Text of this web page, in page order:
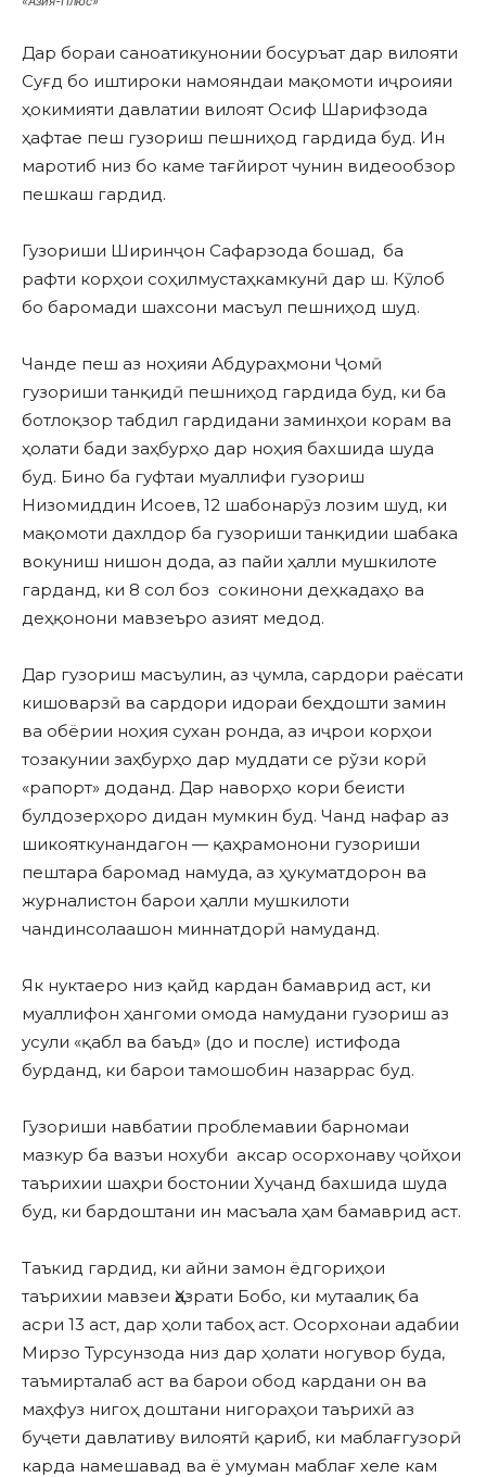
Дар бораи саноатикунонии босуръат дар вилояти
Суғд бо иштироки намояндаи мақомоти иҷроияи
ҳокимияти давлатии вилоят Осиф Шарифзода
ҳафтае пеш гузориш пешниҳод гардида буд. Ин
маротиб низ бо каме тағйирот чунин видеообзор
пешкаш гардид.
Гузориши Ширинҷон Сафарзода бошад, ба
рафти корҳои соҳилмустаҳкамкунӣ дар ш. Кӯлоб
бо баромади шахсони масъул пешниҳод шуд.
Чанде пеш аз ноҳияи Абдураҳмони Ҷомӣ
гузориши танқидӣ пешниҳод гардида буд, ки ба
ботлоқзор табдил гардидани заминҳои корам ва
ҳолати бади заҳбурҳо дар ноҳия бахшида шуда
буд. Бино ба гуфтаи муаллифи гузориш
Низомиддин Исоев, 12 шабонарӯз лозим шуд, ки
мақомоти дахлдор ба гузориши танқидии шабака
вокуниш нишон дода, аз пайи ҳалли мушкилоте
гарданд, ки 8 сол боз сокинони деҳкадаҳо ва
деҳқонони мавзеъро азият медод.
Дар гузориш масъулин, аз ҷумла, сардори раёсати
кишоварзӣ ва сардори идораи беҳдошти замин
ва обёрии ноҳия сухан ронда, аз иҷрои корҳои
тозакунии заҳбурҳо дар муддати се рўзи корӣ
«рапорт» доданд. Дар наворҳо кори беисти
булдозерҳоро дидан мумкин буд. Чанд нафар аз
шикояткунандагон — қаҳрамонони гузориши
пештара баромад намуда, аз ҳукуматдорон ва
журналистон барои ҳалли мушкилоти
чандинсолаашон миннатдорӣ намуданд.
Як нуктаеро низ қайд кардан бамаврид аст, ки
муаллифон ҳангоми омода намудани гузориш аз
усули «қабл ва баъд» (до и после) истифода
бурданд, ки барои тамошобин назаррас буд.
Гузориши навбатии проблемавии барномаи
мазкур ба вазъи нохуби аксар осорхонаву ҷойҳои
таърихии шаҳри бостонии Хуҷанд бахшида шуда
буд, ки бардоштани ин масъала ҳам бамаврид аст.
Таъкид гардид, ки айни замон ёдгориҳои
таърихии мавзеи Ҳазрати Бобо, ки мутаалиқ ба
асри 13 аст, дар ҳоли табоҳ аст. Осорхонаи адабии
Мирзо Турсунзода низ дар ҳолати ногувор буда,
таъмирталаб аст ва барои обод кардани он ва
маҳфуз нигоҳ доштани нигораҳои таърихӣ аз
буҷети давлативу вилоятӣ қариб, ки маблағгузорӣ
карда намешавад ва ё умуман маблағ хеле кам